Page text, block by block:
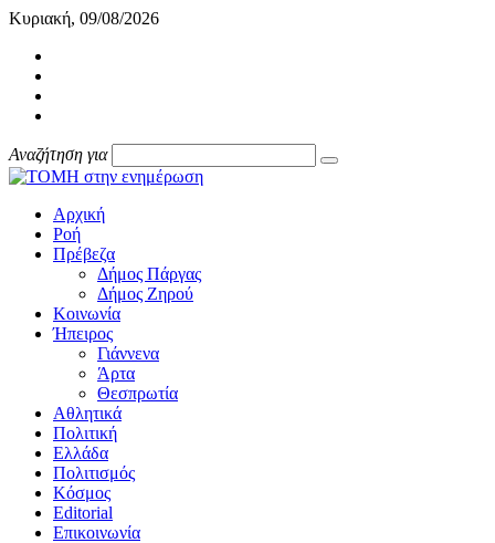
Κυριακή, 09/08/2026
Αναζήτηση για
Αρχική
Ροή
Πρέβεζα
Δήμος Πάργας
Δήμος Ζηρού
Κοινωνία
Ήπειρος
Γιάννενα
Άρτα
Θεσπρωτία
Αθλητικά
Πολιτική
Ελλάδα
Πολιτισμός
Κόσμος
Editorial
Επικοινωνία